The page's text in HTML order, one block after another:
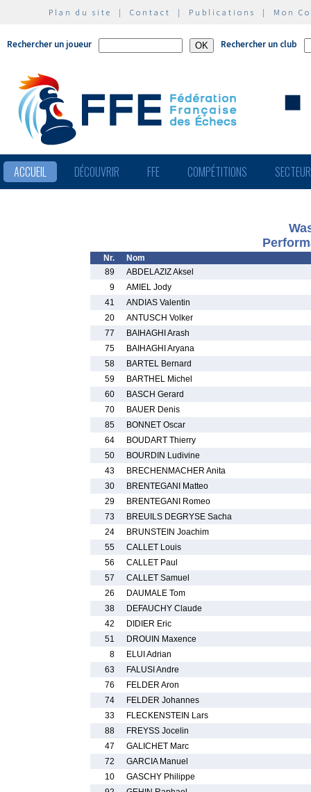
Plan du site | Contact | Publications | Mon
Rechercher un joueur Rechercher un club
ACCUEIL DÉCOUVRIR FFE COMPÉTITIONS
Nr.
Nom
89
ABDELAZIZ Aksel
9
AMIEL Jody
41
ANDIAS Valentin
20
ANTUSCH Volker
77
BAIHAGHI Arash
75
BAIHAGHI Aryana
58
BARTEL Bernard
59
BARTHEL Michel
60
BASCH Gerard
70
BAUER Denis
85
BONNET Oscar
64
BOUDART Thierry
50
BOURDIN Ludivine
43
BRECHENMACHER Anita
30
BRENTEGANI Matteo
29
BRENTEGANI Romeo
73
BREUILS DEGRYSE Sacha
24
BRUNSTEIN Joachim
55
CALLET Louis
56
CALLET Paul
57
CALLET Samuel
26
DAUMALE Tom
38
DEFAUCHY Claude
42
DIDIER Eric
51
DROUIN Maxence
8
ELUI Adrian
63
FALUSI Andre
76
FELDER Aron
74
FELDER Johannes
33
FLECKENSTEIN Lars
88
FREYSS Jocelin
47
GALICHET Marc
72
GARCIA Manuel
10
GASCHY Philippe